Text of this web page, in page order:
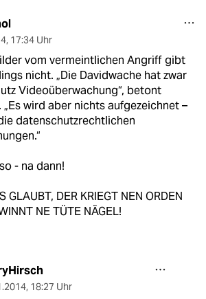
, 17:34 Uhr
vom vermeintlichen Angriff gibt
nicht. „Die Davidwache hat zwar
Videoüberwachung“, betont
„Es wird aber nichts aufgezeichnet –
datenschutzrechtlichen
- na dann!
GLAUBT, DER KRIEGT NEN ORDEN
NE TÜTE NÄGEL!
, 18:27 Uhr